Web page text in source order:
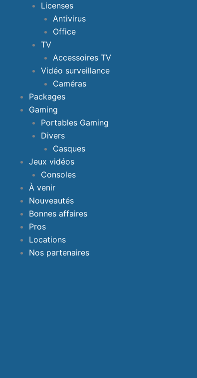
Licenses
Antivirus
Office
TV
Accessoires TV
Vidéo surveillance
Caméras
Packages
Gaming
Portables Gaming
Divers
Casques
Jeux vidéos
Consoles
À venir
Nouveautés
Bonnes affaires
Pros
Locations
Nos partenaires